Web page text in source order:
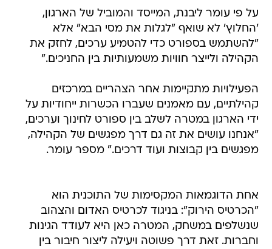
על פי עומר ליבנת, המייסד והמוביל של הארגון,
'החלוץ' לא שואף "לגלות את מסי הבא" אלא
"להשתמש בספורט כדי להטמיע ערכים, לחזק את
הקהילה ולייצר חוויות משמעותיות בין החניכים."
הפעילויות מתקיימות אחר הצהריים במרכזים
קהילתיים, עם מאמנים שעברו הכשרות ייחודיות על
ידי הארגון במטרה לשלב בין ספורט לחינוך וערכים,
"אנחנו עושים את זה גם דרך מפגשים של הקהילה,
מפגשים בין קבוצות ועוד דרכים." מספר עומר.
אחת הדוגמאות המקסימות של התוכנית הוא
"הכרטיס הירוק": בניגוד לכרטיס האדום והצהוב
שנשלפים במשחק, המטרה כאן היא לעודד הגינות
וחברות. זאת דרך פשוטה ויעילה ליצור חיבור בין